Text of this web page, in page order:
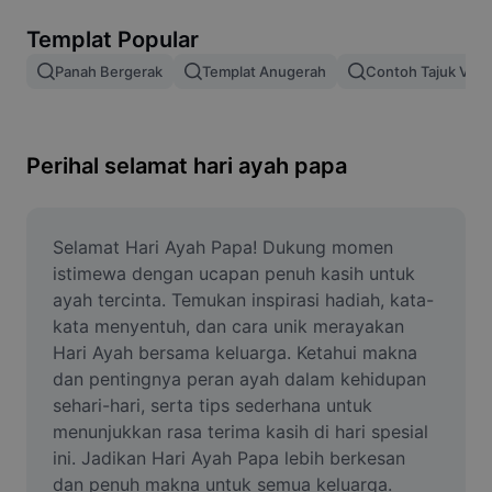
Gabungan imej
Ubah Saiz Imej
Penjana Meme
AI Text Remover
AI People Remover
AI Inpainting
Face Cutout
Templat Popular
Panah Bergerak Templat Anugerah Contoh Tajuk
Perihal selamat hari ayah papa
Selamat Hari Ayah Papa! Dukung momen
istimewa dengan ucapan penuh kasih untuk
ayah tercinta. Temukan inspirasi hadiah, kata-
kata menyentuh, dan cara unik merayakan
Hari Ayah bersama keluarga. Ketahui makna
dan pentingnya peran ayah dalam kehidupan
sehari-hari, serta tips sederhana untuk
menunjukkan rasa terima kasih di hari spesial
ini. Jadikan Hari Ayah Papa lebih berkesan
dan penuh makna untuk semua keluarga.